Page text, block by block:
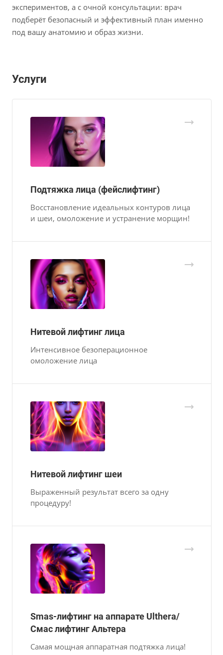
экспериментов, а с очной консультации: врач
подберёт безопасный и эффективный план именно
под вашу анатомию и образ жизни.
Услуги
Подтяжка лица (фейслифтинг)
Восстановление идеальных контуров лица
и шеи, омоложение и устранение морщин!
Нитевой лифтинг лица
Интенсивное безоперационное
омоложение лица
Нитевой лифтинг шеи
Выраженный результат всего за одну
процедуру!
Smas-лифтинг на аппарате Ulthera/
Смас лифтинг Альтера
Самая мощная аппаратная подтяжка лица!